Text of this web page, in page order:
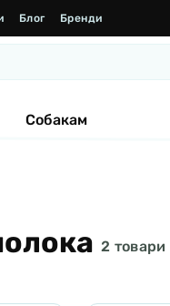
Блог Бренди
Собакам
2 товари